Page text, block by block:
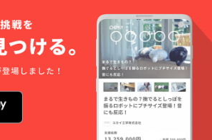
③作成
が完了
したら
印刷
し、当
日お持
ちくだ
さい。
（名刺
程をイ